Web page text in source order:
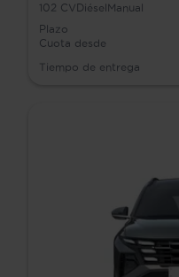
102 CVDiéselManual
Plazo
Cuota desde
Tiempo de entrega